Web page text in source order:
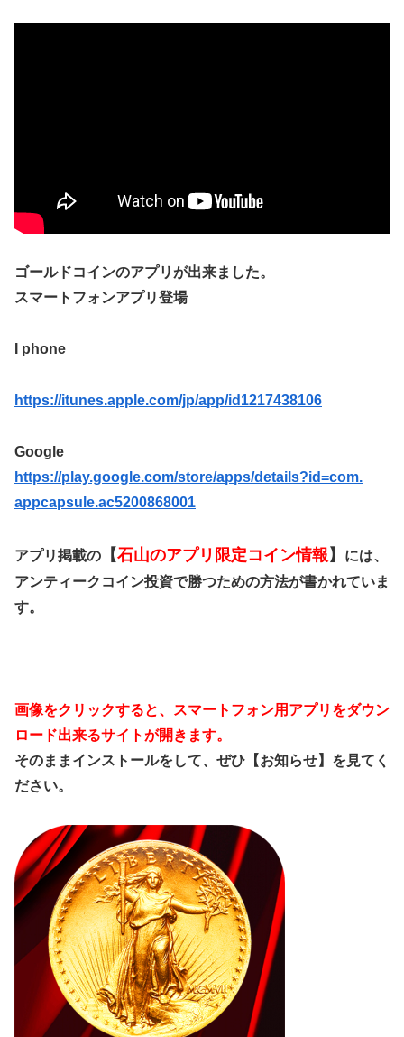
ゴールドコインのアプリが出来ました。
スマートフォンアプリ登場
I phone
https://itunes.apple.com/jp/app/id1217438106
Google
https://play.google.com/store/apps/details?id=com.
appcapsule.ac5200868001
アプリ掲載の 【石山のアプリ限定コイン情報 】
には、
アンティークコイン投資で勝つための方法が書かれていま
す。
画像をクリックすると、スマートフォン用アプリをダウン
ロード出来るサイトが開きます。
そのままインストールをして、ぜひ【お知らせ】を見てく
ださい。